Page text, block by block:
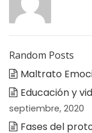
Random Posts
Maltrato
Educación y
septiembre, 2020
Fases del